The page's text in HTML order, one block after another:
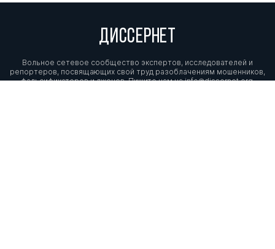
ДИССЕРНЕТ
Вольное сетевое сообщество экспертов, исследователей и
репортеров, посвящающих свой труд разоблачениям мошенников,
фальсификаторов и лжецов. Пишите нам наinfo@dissernet.org.